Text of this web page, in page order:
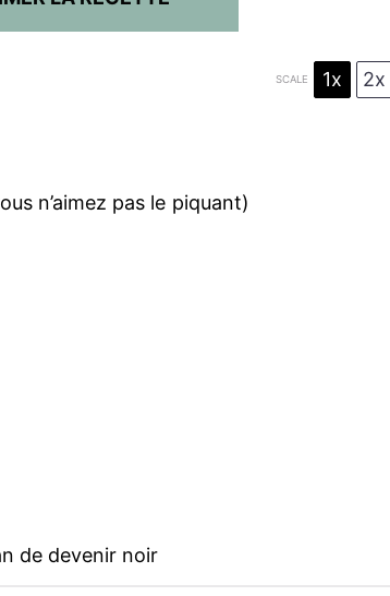
SCALE 1x 2x
n’aimez pas le piquant)
de devenir noir